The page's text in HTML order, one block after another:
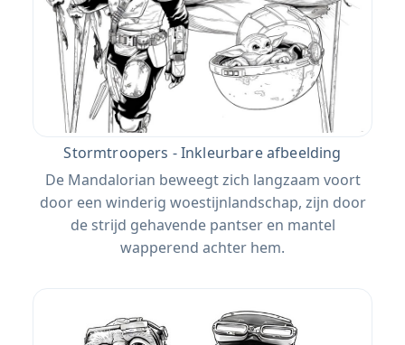
Stormtroopers - Inkleurbare afbeelding
De Mandalorian beweegt zich langzaam voort
door een winderig woestijnlandschap, zijn door
de strijd gehavende pantser en mantel
wapperend achter hem.